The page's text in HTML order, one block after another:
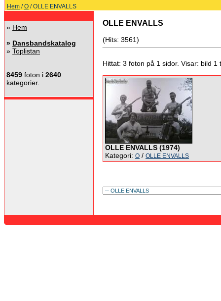
Hem /O / OLLE ENVALLS
» Hem
» Dansbandskatalog
» Toplistan
8459 foton i 2640
kategorier.
OLLE ENVALLS
(Hits: 3561)
Hittat: 3 foton på 1 sidor. Visar: bild 1
OLLE ENVALLS (1974)
Kategori: O / OLLE ENVALLS